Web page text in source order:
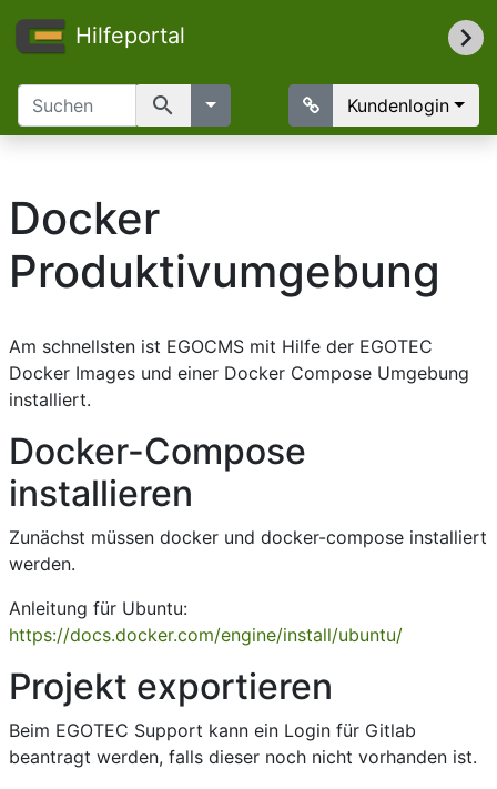
Hilfeportal
search Kundenlogin
Docker
Produktivumgebung
Am schnellsten ist EGOCMS mit Hilfe der EGOTEC
Docker Images und einer Docker Compose Umgebung
installiert.
Docker-Compose
installieren
Zunächst müssen docker und docker-compose installiert
werden.
Anleitung für Ubuntu:
https://docs.docker.com/engine/install/ubuntu/
Projekt exportieren
Beim EGOTEC Support kann ein Login für Gitlab
beantragt werden, falls dieser noch nicht vorhanden ist.